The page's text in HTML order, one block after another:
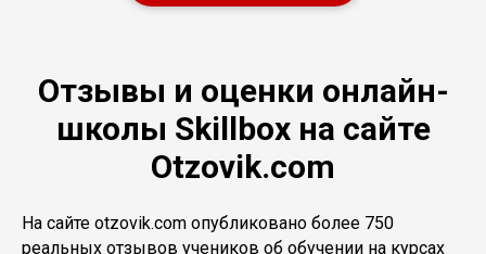
Отзывы и оценки онлайн-
школы Skillbox на сайте
Otzovik.com
На сайте otzovik.com опубликовано более 750
реальных отзывов учеников об обучении на курсах